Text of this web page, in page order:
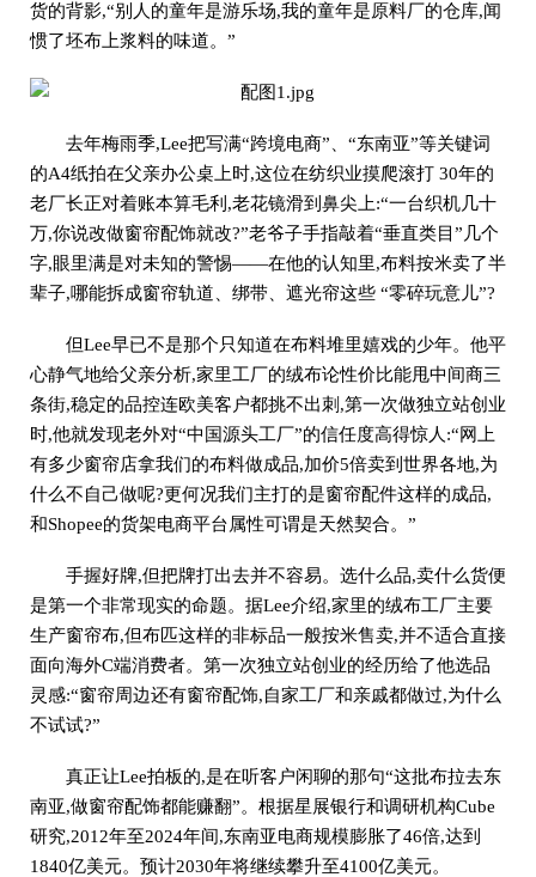
货的背影,“别人的童年是游乐场,我的童年是原料厂的仓库,闻
惯了坯布上浆料的味道。”
去年梅雨季,Lee把写满“跨境电商”、“东南亚”等关键词
的A4纸拍在父亲办公桌上时,这位在纺织业摸爬滚打 30年的
老厂长正对着账本算毛利,老花镜滑到鼻尖上:“一台织机几十
万,你说改做窗帘配饰就改?”老爷子手指敲着“垂直类目”几个
字,眼里满是对未知的警惕——在他的认知里,布料按米卖了半
辈子,哪能拆成窗帘轨道、绑带、遮光帘这些 “零碎玩意儿”?
但Lee早已不是那个只知道在布料堆里嬉戏的少年。他平
心静气地给父亲分析,家里工厂的绒布论性价比能甩中间商三
条街,稳定的品控连欧美客户都挑不出刺,第一次做独立站创业
时,他就发现老外对“中国源头工厂”的信任度高得惊人:“网上
有多少窗帘店拿我们的布料做成品,加价5倍卖到世界各地,为
什么不自己做呢?更何况我们主打的是窗帘配件这样的成品,
和Shopee的货架电商平台属性可谓是天然契合。”
手握好牌,但把牌打出去并不容易。选什么品,卖什么货便
是第一个非常现实的命题。据Lee介绍,家里的绒布工厂主要
生产窗帘布,但布匹这样的非标品一般按米售卖,并不适合直接
面向海外C端消费者。第一次独立站创业的经历给了他选品
灵感:“窗帘周边还有窗帘配饰,自家工厂和亲戚都做过,为什么
不试试?”
真正让Lee拍板的,是在听客户闲聊的那句“这批布拉去东
南亚,做窗帘配饰都能赚翻”。根据星展银行和调研机构Cube
研究,2012年至2024年间,东南亚电商规模膨胀了46倍,达到
1840亿美元。预计2030年将继续攀升至4100亿美元。